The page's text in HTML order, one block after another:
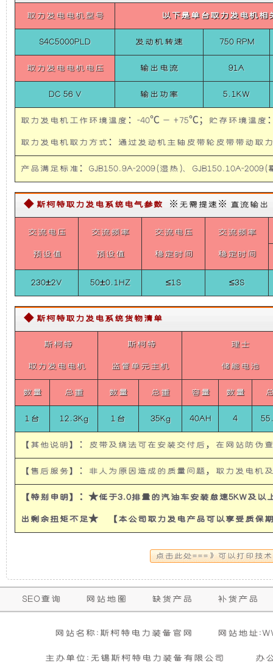
更
低，
定，
所
的
超
音
发
在
其
增
一
个
使
电
机
音
车) 5KW
取
力
发
电
机
供
电
系
统
(全
顺
T8
指
挥
车) 5KW
Belt
Power
System
For
FORD
T8
取力发电电机型号 以下是单台取力发电机
S4C5000PLD 发动机转速 750 RPM
取力发电电机电压 输出电流 91A
DC 56 V 输出功率 5.1KW
取力发电机工作环境温度：-40℃ — +75℃；贮存环境温
取力发电机取力方式：通过发动机主轴皮带轮皮带
产品满足标准：GJB150.9A-2009(湿热)、GJB150.10A-
◆ 斯柯特取力发电系统电气参数 ※无需提速※ 直流输出
交流电压
预设值
交流频率
预设值
交流电压
稳定时间
交流频率
稳定时间
230±2V 50±0.1HZ ≤1S ≤3S
◆ 斯柯特取力发电系统货物清单
斯柯特
取力发电电机
斯柯特
监管单元主机
理士
储能电池
数量 总重 数量 总重 容量 数量
1台 12.3Kg 1台 35Kg 40AH 4
【其他说明】：皮带及绕法可在安装交付后，在网站防
【售后服务】：非人为原因造成的质量问题，取力发电机
【特别申明】：★低于3.0排量的汽油车安装怠速5KW及
出剩余扭矩不足★ 【本公司取力发电产品可以享受质保
购买本公司产品达到规定金额可获增三滤
活动时间 : 从2026年01月01日 0点0分 2026年12月
零担运输（运费到付）
所需时间 : 3-4 天 [ 国内 ]
修
SEO查询 网站地图 缺货产品 补货产品
网站名称:斯柯特电力装备官网 网站地址
主办单位:无锡斯柯特电力装备有限公司 办